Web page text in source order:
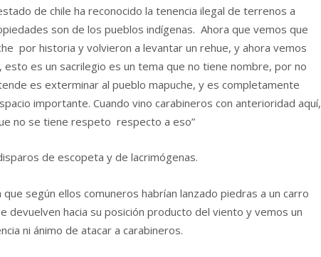
de chile ha reconocido la tenencia ilegal de terrenos a
son de los pueblos indígenas. Ahora que vemos que
por historia y volvieron a levantar un rehue, y ahora vemos
es un sacrilegio es un tema que no tiene nombre, por no
es exterminar al pueblo mapuche, y es completamente
importante. Cuando vino carabineros con anterioridad aquí,
no se tiene respeto respecto a eso”
de escopeta y de lacrimógenas.
según ellos comuneros habrían lanzado piedras a un carro
hacia su posición producto del viento y vemos un
ni ánimo de atacar a carabineros.